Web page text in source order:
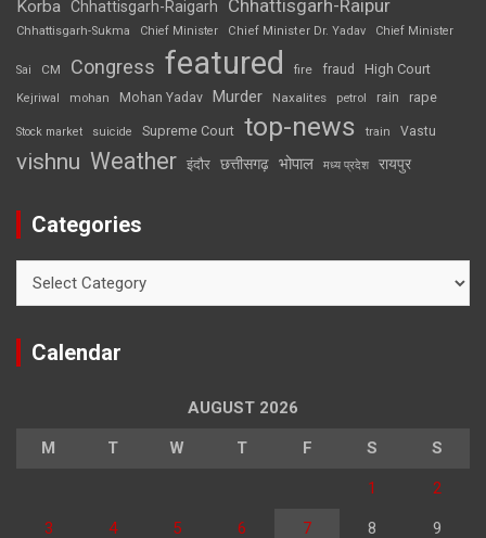
Korba Chhattisgarh-Raigarh Chhattisgarh-Raipur
Chhattisgarh-Sukma Chief Minister Chief Minister Dr. Yadav Chief Minister
Sai CM Congress featured fire fraud High Court
Kejriwal mohan Mohan Yadav Murder Naxalites petrol rain rape
Stock market suicide Supreme Court top-news train Vastu
vishnu Weather इंदौर छत्तीसगढ़ भोपाल मध्य प्रदेश रायपुर
Categories
Calendar
AUGUST 2026
M T W T F S S
1 2
3 4 5 6 7 8 9